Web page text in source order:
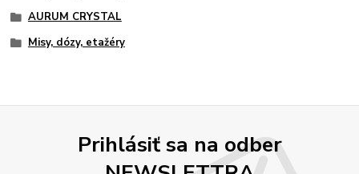
AURUM CRYSTAL
Misy, dózy, etažéry
Prihlásiť sa na odber